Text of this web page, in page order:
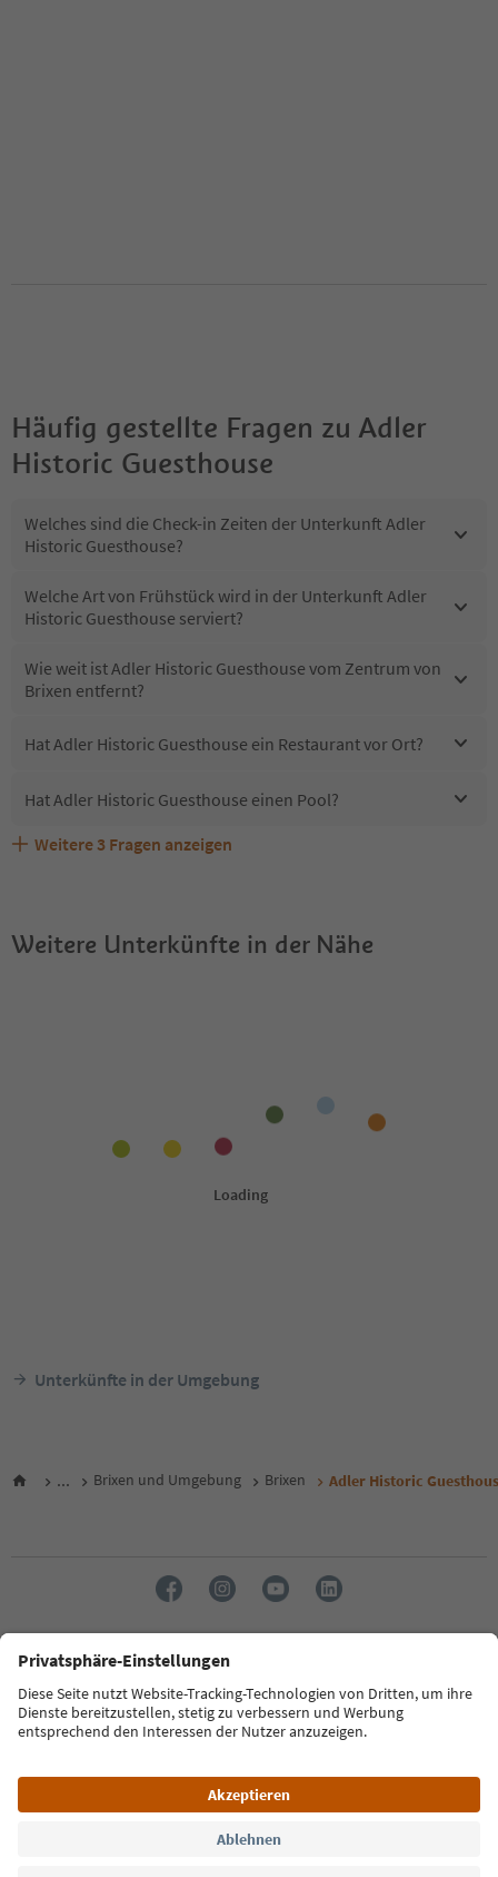
Häufig gestellte Fragen zu Adler
Historic Guesthouse
Welches sind die Check-in Zeiten der Unterkunft Adler
Historic Guesthouse?
Welche Art von Frühstück wird in der Unterkunft Adler
Historic Guesthouse serviert?
Wie weit ist Adler Historic Guesthouse vom Zentrum von
Brixen entfernt?
Hat Adler Historic Guesthouse ein Restaurant vor Ort?
Hat Adler Historic Guesthouse einen Pool?
Sind Haustiere in der Unterkunft Adler Historic
Welche Services bietet Adler Historic Guesthouse?
Erhalten die Gäste von Adler Historic Guesthouse einen
Weitere 3 Fragen anzeigen
Weitere Unterkünfte in der Nähe
Unterkünfte in der Umgebung
... Brixen und Umgebung Brixen Adler Historic
Sprache: Deutsch
FAQ Kontakt Presse MICE Datenschutzerklärung
Zugänglichkeitserklärung